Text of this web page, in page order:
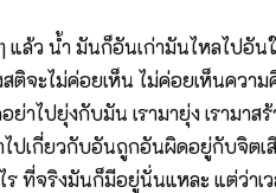
ล้ว น้ำ มันก็อันเก่ามันไหลไปอั
ติจะไม่ค่อยเห็น ไม่ค่อยเห็นค
ยุ่งกับมัน เรามายุ่ง เรามาสร้า
ปเกี่ยวกับอันถูกอันผิดอยู่กับจิต
จริงมันก็มีอยู่นั่นแหละ แต่ว่าเ